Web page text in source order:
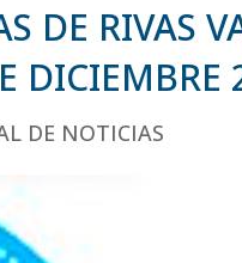
DE RIVAS
DICIEMBRE
DE NOTICIAS